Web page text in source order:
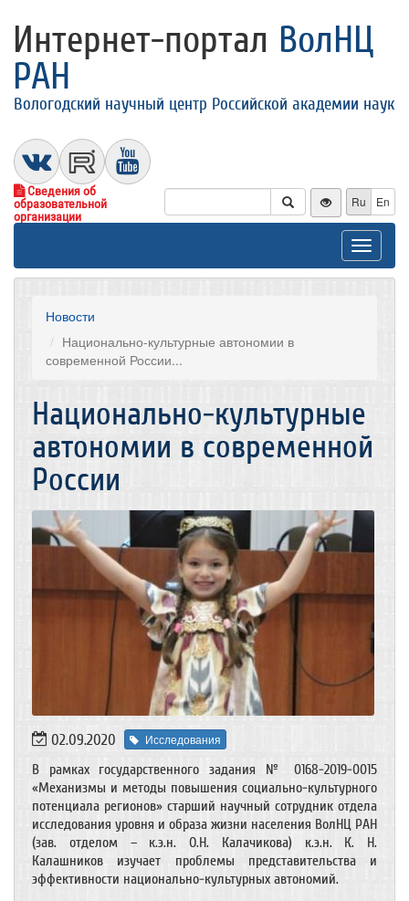
Интернет-портал ВолНЦ
РАН
Вологодский научный центр Российской академии наук
Сведения об
образовательной
организации
Ru En
Toggle
Новости
Национально-культурные автономии в
современной России...
Национально-культурные
автономии в современной
России
02.09.2020 Исследования
В рамках государственного задания № 0168-2019-0015
«Механизмы и методы повышения социально-культурного
потенциала регионов» старший научный сотрудник отдела
исследования уровня и образа жизни населения ВолНЦ РАН
(зав. отделом – к.э.н. О.Н. Калачикова) к.э.н. К. Н.
Калашников изучает проблемы представительства и
эффективности национально-культурных автономий.